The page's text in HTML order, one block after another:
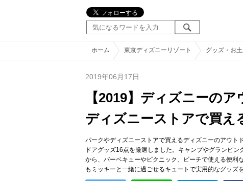
ホーム 東京ディズニーリゾート グッズ・お
2019年06月17日
【2019】ディズニーの
ディズニーストアで買え
パークやディズニーストアで買えるディズニーのアウト
ドアグッズ16点を厳選しました。キャンプやグランピ
から、バーベキューやピクニック、ビーチで使える便
もミッキーと一緒に過ごせるキュートで実用的なグッズ